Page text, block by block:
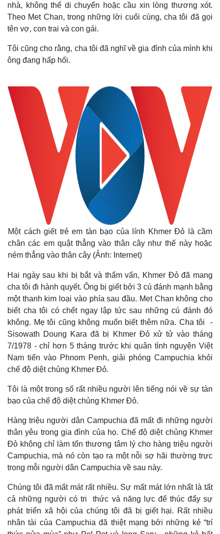
Bất động sản
Khởi nghiệp
Giá vàng
Tiêu dùng
Tỷ giá
Chứng khoán
Giá cà phê
nhà, không thể di chuyển hoặc cầu xin lòng thương xót.
Theo Met Chan, trong những lời cuối cùng, cha tôi đã gọi
tên vợ, con trai và con gái.
Tôi cũng cho rằng, cha tôi đã nghĩ về gia đình của mình khi
ông đang hấp hối.
Một cách giết trẻ em tàn bạo của lính Khmer Đỏ là cầm
chân các em quật thẳng vào thân cây như thế này hoặc
ném thẳng vào thân cây (Ảnh: Internet)
Hai ngày sau khi bị bắt và thẩm vấn, Khmer Đỏ đã mang
cha tôi đi hành quyết. Ông bị giết bởi 3 cú đánh mạnh bằng
một thanh kim loại vào phía sau đầu. Met Chan không cho
biết cha tôi có chết ngay lập tức sau những cú đánh đó
không. Mẹ tôi cũng không muốn biết thêm nữa. Cha tôi -
Sisowath Doung Kara đã bị Khmer Đỏ xử tử vào tháng
7/1978 - chỉ hơn 5 tháng trước khi quân tình nguyện Việt
Nam tiến vào Phnom Penh, giải phóng Campuchia khỏi
chế độ diệt chủng Khmer Đỏ.
Tôi là một trong số rất nhiều người lên tiếng nói về sự tàn
bạo của chế độ diệt chủng Khmer Đỏ.
Hàng triệu người dân Campuchia đã mất đi những người
thân yêu trong gia đình của họ. Chế độ diệt chủng Khmer
Đỏ không chỉ làm tổn thương tâm lý cho hàng triệu người
Campuchia, mà nó còn tạo ra một nỗi sợ hãi thường trực
trong mỗi người dân Campuchia về sau này.
Chúng tôi đã mất mát rất nhiều. Sự mất mát lớn nhất là tất
cả những người có tri thức và năng lực để thúc đẩy sự
phát triển xã hội của chúng tôi đã bị giết hại. Rất nhiều
nhân tài của Campuchia đã thiệt mạng bởi những kẻ “trí